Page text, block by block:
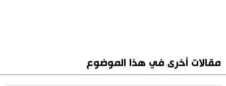
مقالات أخرى في هذا الموضوع